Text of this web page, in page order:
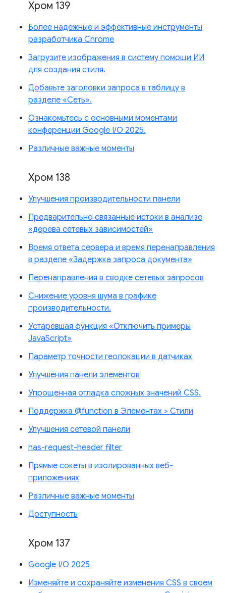
Хром 139
Более надежные и эффективные инструменты
разработчика Chrome
Загрузите изображения в систему помощи ИИ
для создания стиля.
Добавьте заголовки запроса в таблицу в
разделе «Сеть».
Ознакомьтесь с основными моментами
конференции Google I/O 2025.
Различные важные моменты
Хром 138
Улучшения производительности панели
Предварительно связанные истоки в анализе
«дерева сетевых зависимостей»
Время ответа сервера и время перенаправления
в разделе «Задержка запроса документа»
Перенаправления в сводке сетевых запросов
Снижение уровня шума в графике
производительности.
Устаревшая функция «Отключить примеры
JavaScript»
Параметр точности геолокации в датчиках
Улучшения панели элементов
Упрощенная отладка сложных значений CSS.
Поддержка @function в Элементах > Стили
Улучшения сетевой панели
has-request-header filter
Прямые сокеты в изолированных веб-
приложениях
Различные важные моменты
Доступность
Хром 137
Google I/O 2025
Изменяйте и сохраняйте изменения CSS в своем